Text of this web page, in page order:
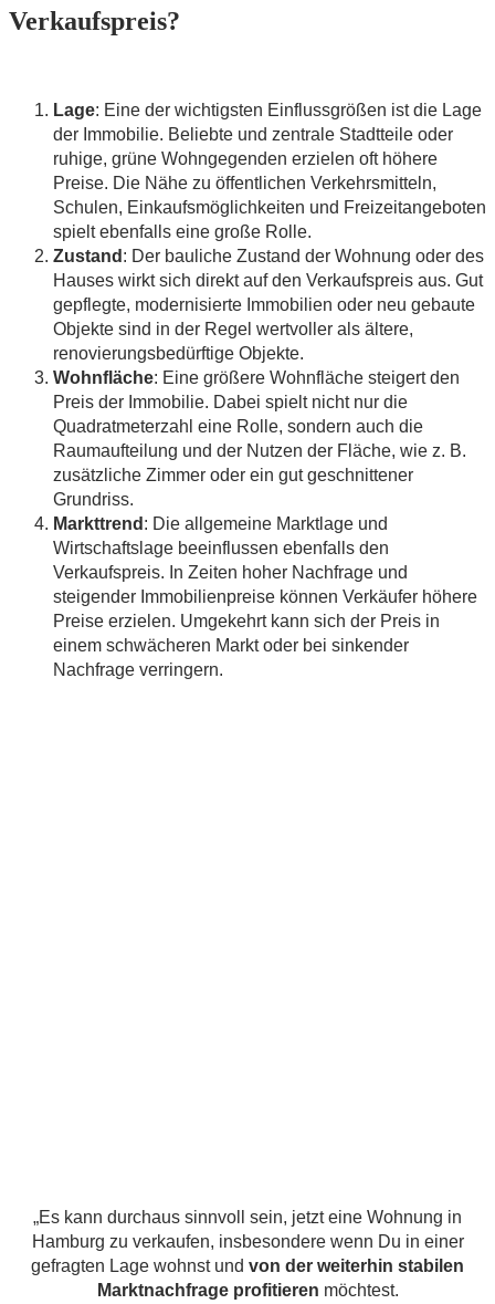
Verkaufspreis?
Lage: Eine der wichtigsten Einflussgrößen ist die Lage
der Immobilie. Beliebte und zentrale Stadtteile oder
ruhige, grüne Wohngegenden erzielen oft höhere
Preise. Die Nähe zu öffentlichen Verkehrsmitteln,
Schulen, Einkaufsmöglichkeiten und Freizeitangeboten
spielt ebenfalls eine große Rolle.
Zustand : Der bauliche Zustand der Wohnung oder des
Hauses wirkt sich direkt auf den Verkaufspreis aus. Gut
gepflegte, modernisierte Immobilien oder neu gebaute
Objekte sind in der Regel wertvoller als ältere,
renovierungsbedürftige Objekte.
Wohnfläche: Eine größere Wohnfläche steigert den
Preis der Immobilie. Dabei spielt nicht nur die
Quadratmeterzahl eine Rolle, sondern auch die
Raumaufteilung und der Nutzen der Fläche, wie z. B.
zusätzliche Zimmer oder ein gut geschnittener
Grundriss.
Markttrend : Die allgemeine Marktlage und
Wirtschaftslage beeinflussen ebenfalls den
Verkaufspreis. In Zeiten hoher Nachfrage und
steigender Immobilienpreise können Verkäufer höhere
Preise erzielen. Umgekehrt kann sich der Preis in
einem schwächeren Markt oder bei sinkender
Nachfrage verringern.
„Es kann durchaus sinnvoll sein, jetzt eine Wohnung in
Hamburg zu verkaufen, insbesondere wenn Du in einer
gefragten Lage wohnst und von der weiterhin stabilen
Marktnachfrage profitieren möchtest.